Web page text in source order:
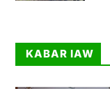
KABAR IAW